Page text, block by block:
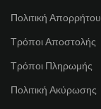
Πολιτική Απορρήτου
Τρόποι Αποστολής
Τρόποι Πληρωμής
Πολιτική Ακύρωσης